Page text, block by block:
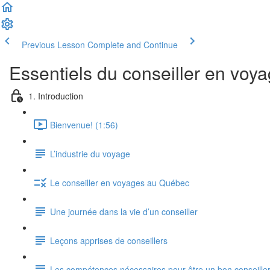
Previous Lesson Complete and Continue
Essentiels du conseiller en
1. Introduction
Bienvenue! (1:56)
L’industrie du voyage
Le conseiller en voyages au Québec
Une journée dans la vie d’un conseiller
Leçons apprises de conseillers